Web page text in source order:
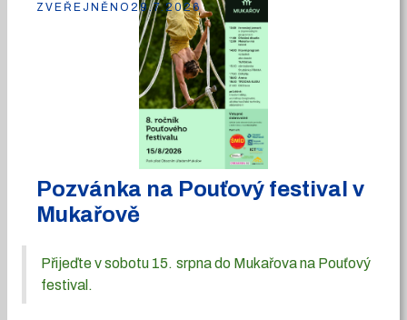
Pozvánka na Pouťový festival v
Mukařově
Přijeďte v sobotu 15. srpna do Mukařova na Pouťový
festival.
ZVEŘEJNĚNO 29.7.2026